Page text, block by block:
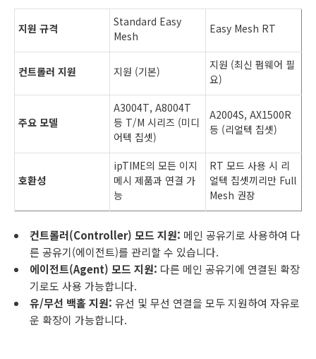
지원 규격
Standard Easy
Mesh
Easy Mesh RT
컨트롤러 지원 지원 (기본)
지원 (최신 펌웨어 필
요)
주요 모델
A3004T, A8004T
등 T/M 시리즈 (미디
어텍 칩셋)
A2004S, AX1500R
등 (리얼텍 칩셋)
호환성
ipTIME의 모든 이지
메시 제품과 연결 가
능
RT 모드 사용 시 리
얼텍 칩셋끼리만 Full
Mesh 권장
컨트롤러(Controller) 모드 지원: 메인 공유기로 사용하여 다
른 공유기(에이전트)를 관리할 수 있습니다.
에이전트(Agent) 모드 지원: 다른 메인 공유기에 연결된 확장
기로도 사용 가능합니다.
유/무선 백홀 지원: 유선 및 무선 연결을 모두 지원하여 자유로
운 확장이 가능합니다.